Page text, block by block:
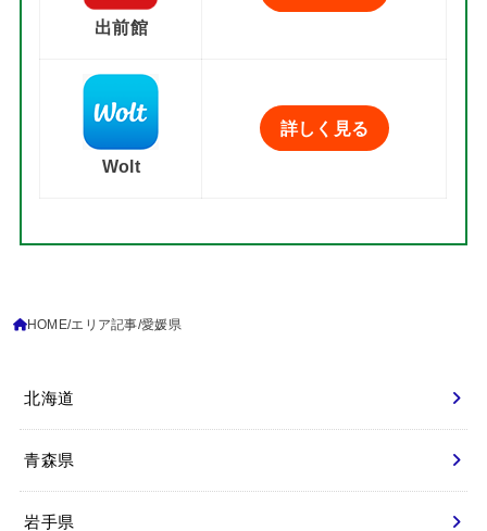
出前館
Wolt
詳しく見る
HOME エリア記事 愛媛県
北海道
青森県
岩手県